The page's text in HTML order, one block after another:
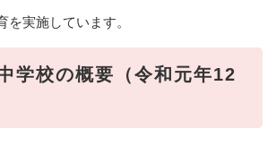
を実施しています。
学校の概要（令和元年12